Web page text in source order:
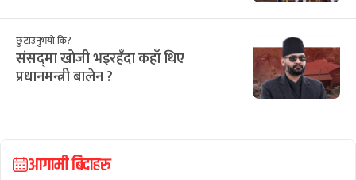
छुटाउनुभयो कि?
संसद्‌मा खोजी भइरहँदा कहाँ थिए
प्रधानमन्त्री बालेन ?
आगामी बिदाहरु